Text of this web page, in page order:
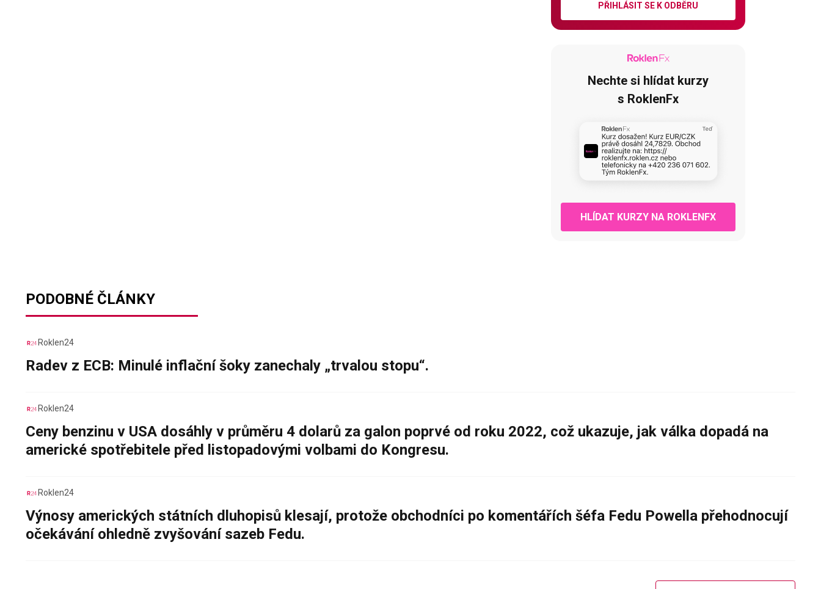
PŘIHLÁSIT SE K ODBĚRU
Nechte si hlídat kurzy
s RoklenFx
HLÍDAT KURZY NA ROKLENFX
PODOBNÉ ČLÁNKY
Roklen24
Radev z ECB: Minulé inflační šoky zanechaly „trvalou stopu“.
Roklen24
Ceny benzinu v USA dosáhly v průměru 4 dolarů za galon poprvé od roku 2022, což ukazuje, jak válka dopadá na
americké spotřebitele před listopadovými volbami do Kongresu.
Roklen24
Výnosy amerických státních dluhopisů klesají, protože obchodníci po komentářích šéfa Fedu Powella přehodnocují
očekávání ohledně zvyšování sazeb Fedu.